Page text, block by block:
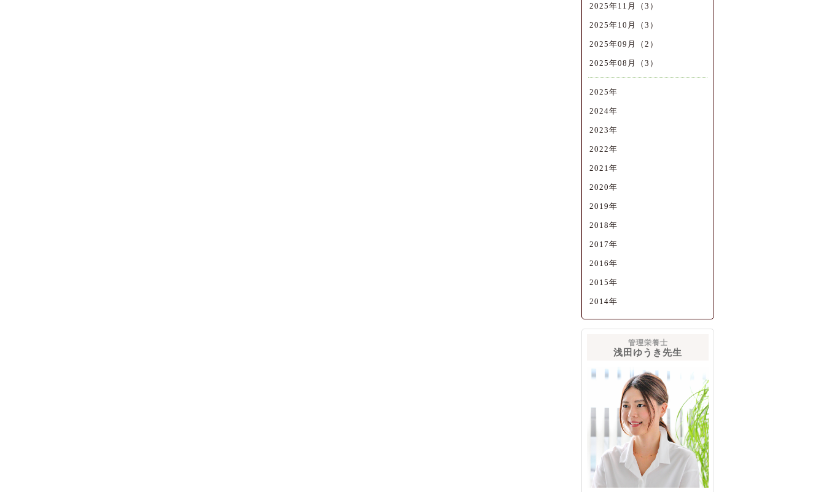
2025年11月（3）
2025年10月（3）
2025年09月（2）
2025年08月（3）
2025年
2024年
2023年
2022年
2021年
2020年
2019年
2018年
2017年
2016年
2015年
2014年
管理栄養士
浅田ゆうき先生